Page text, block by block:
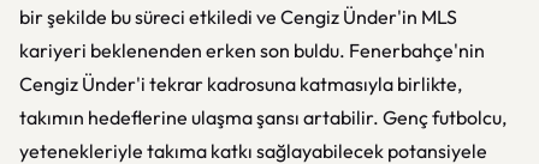
bir şekilde bu süreci etkiledi ve Cengiz Ünder'in MLS
kariyeri beklenenden erken son buldu. Fenerbahçe'nin
Cengiz Ünder'i tekrar kadrosuna katmasıyla birlikte,
takımın hedeflerine ulaşma şansı artabilir. Genç futbolcu,
yetenekleriyle takıma katkı sağlayabilecek potansiyele